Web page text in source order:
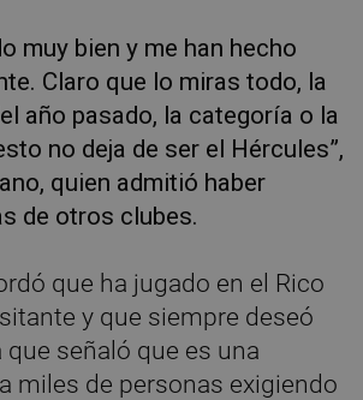
muy bien y me han hecho
Claro que lo miras todo, la
año pasado, la categoría o la
no deja de ser el Hércules”,
quien admitió haber
de otros clubes.
que ha jugado en el Rico
y que siempre deseó
que señaló que es una
miles de personas exigiendo